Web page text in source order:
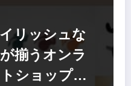
リッシュな
揃うオンラ
ショップ